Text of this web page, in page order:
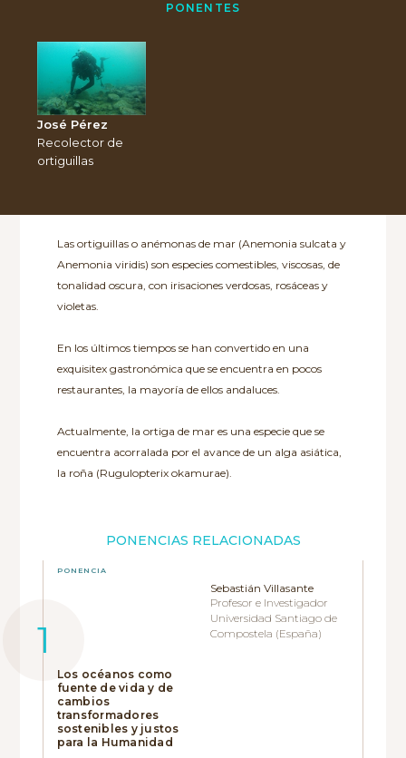
PONENTES
José Pérez
Recolector de
ortiguillas
Las ortiguillas o anémonas de mar (Anemonia sulcata y
Anemonia viridis) son especies comestibles, viscosas, de
tonalidad oscura, con irisaciones verdosas, rosáceas y
violetas.
En los últimos tiempos se han convertido en una
exquisitex gastronómica que se encuentra en pocos
restaurantes, la mayoría de ellos andaluces.
Actualmente, la ortiga de mar es una especie que se
encuentra acorralada por el avance de un alga asiática,
la roña (Rugulopterix okamurae).
PONENCIAS RELACIONADAS
PONENCIA
Los océanos como
fuente de vida y de
cambios
transformadores
sostenibles y justos
para la Humanidad
Sebastián Villasante
Profesor e Investigador
Universidad Santiago de
Compostela (España)